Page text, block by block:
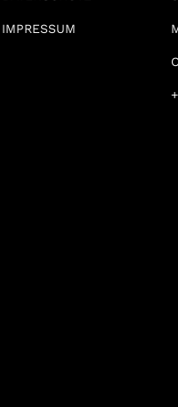
IMPRESSUM